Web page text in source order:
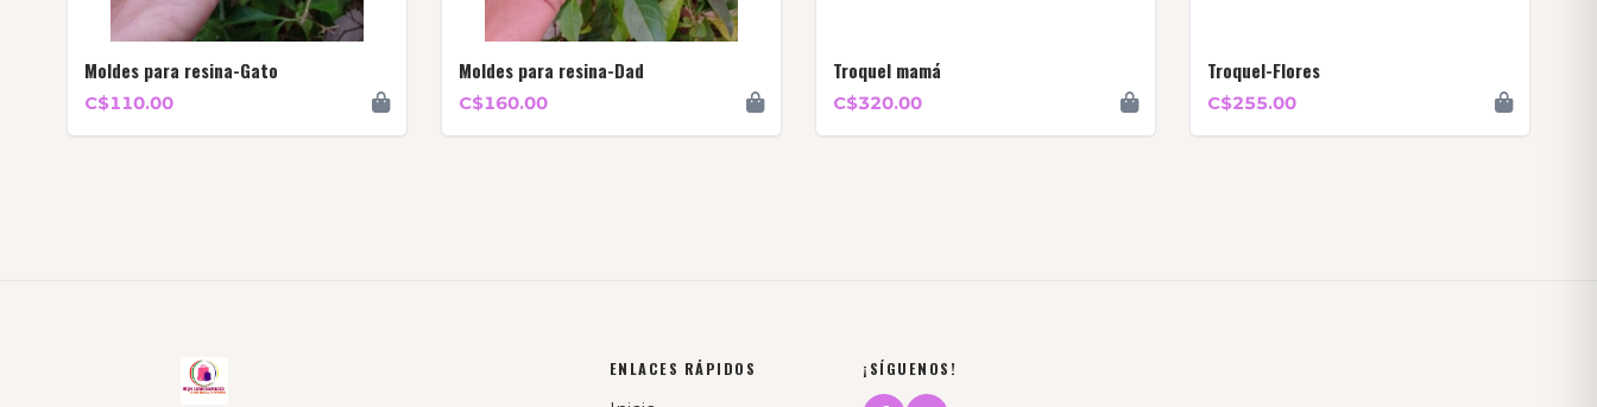
Moldes para resina-Gato
C$110.00
Moldes para resina-Dad
C$160.00
Troquel mamá
C$320.00
Troquel-Flores
C$255.00
ENLACES RÁPIDOS
¡SÍGUENOS!